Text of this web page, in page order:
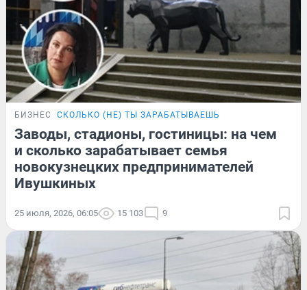
БИЗНЕС СКОЛЬКО (НЕ) ТЫ ЗАРАБАТЫВАЕШЬ
Заводы, стадионы, гостиницы: на чем
и сколько зарабатывает семья
новокузнецких предпринимателей
Ивушкиных
25 июля, 2026, 06:05 15 103 9